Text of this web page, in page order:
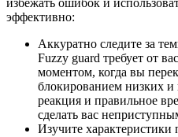
эффективно:
Аккуратно следите за
Fuzzy guard требует от
моментом, когда вы
блокированием низких и
реакция и правильное
сделать вас
Изучите